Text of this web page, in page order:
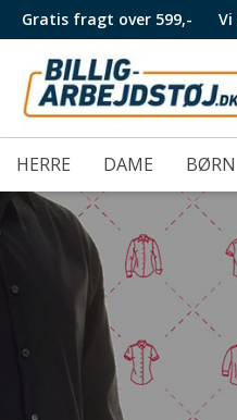
Gratis fragt over 599,- Vi
HERRE DAME BØRN